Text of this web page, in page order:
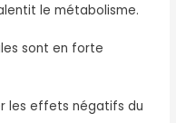
le métabolisme.
sont en forte
les effets négatifs du